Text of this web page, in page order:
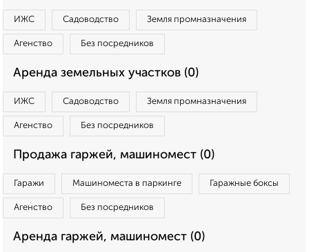
ИЖС Садоводство Земля промназначения
Агенство Без посредников
Аренда земельных участков (0)
ИЖС Садоводство Земля промназначения
Агенство Без посредников
Продажа гаржей, машиномест (0)
Гаражи Машиноместа в паркинге Гаражные боксы
Агенство Без посредников
Аренда гаржей, машиномест (0)